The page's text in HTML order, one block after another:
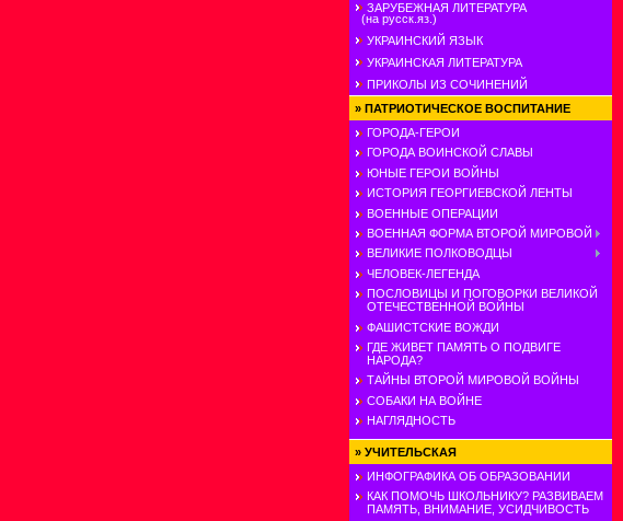
ЗАРУБЕЖНАЯ ЛИТЕРАТУРА
(на русск.яз.)
УКРАИНСКИЙ ЯЗЫК
УКРАИНСКАЯ ЛИТЕРАТУРА
ПРИКОЛЫ ИЗ СОЧИНЕНИЙ
» ПАТРИОТИЧЕСКОЕ ВОСПИТАНИЕ
ГОРОДА-ГЕРОИ
ГОРОДА ВОИНСКОЙ СЛАВЫ
ЮНЫЕ ГЕРОИ ВОЙНЫ
ИСТОРИЯ ГЕОРГИЕВСКОЙ ЛЕНТЫ
ВОЕННЫЕ ОПЕРАЦИИ
ВОЕННАЯ ФОРМА ВТОРОЙ МИРОВОЙ
ВЕЛИКИЕ ПОЛКОВОДЦЫ
ЧЕЛОВЕК-ЛЕГЕНДА
ПОСЛОВИЦЫ И ПОГОВОРКИ ВЕЛИКОЙ
ОТЕЧЕСТВЕННОЙ ВОЙНЫ
ФАШИСТСКИЕ ВОЖДИ
ГДЕ ЖИВЕТ ПАМЯТЬ О ПОДВИГЕ
НАРОДА?
ТАЙНЫ ВТОРОЙ МИРОВОЙ ВОЙНЫ
СОБАКИ НА ВОЙНЕ
НАГЛЯДНОСТЬ
» УЧИТЕЛЬСКАЯ
ИНФОГРАФИКА ОБ ОБРАЗОВАНИИ
КАК ПОМОЧЬ ШКОЛЬНИКУ? РАЗВИВАЕМ
ПАМЯТЬ, ВНИМАНИЕ, УСИДЧИВОСТЬ